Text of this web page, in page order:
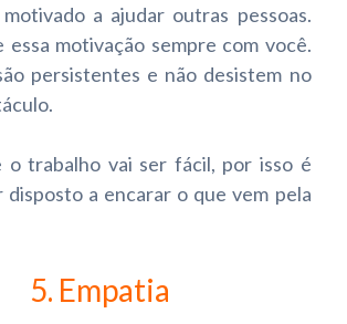
a ajudar outras pessoas.
essa motivação sempre com você.
persistentes e não desistem no
o trabalho vai ser fácil, por isso é
disposto a encarar o que vem pela
5. Empatia